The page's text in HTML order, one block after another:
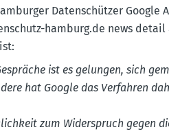
Daten­schützer Google
​hamburg.​de news
ist es gelungen, sich
hat Google das Verfahren
zum Wider­spruch gegen